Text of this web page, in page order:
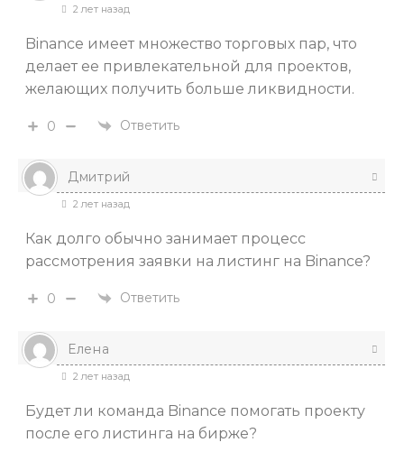
2 лет назад
Binance имеет множество торговых пар, что
делает ее привлекательной для проектов,
желающих получить больше ликвидности.
0 Ответить
Дмитрий
2 лет назад
Как долго обычно занимает процесс
рассмотрения заявки на листинг на Binance?
0 Ответить
Елена
2 лет назад
Будет ли команда Binance помогать проекту
после его листинга на бирже?